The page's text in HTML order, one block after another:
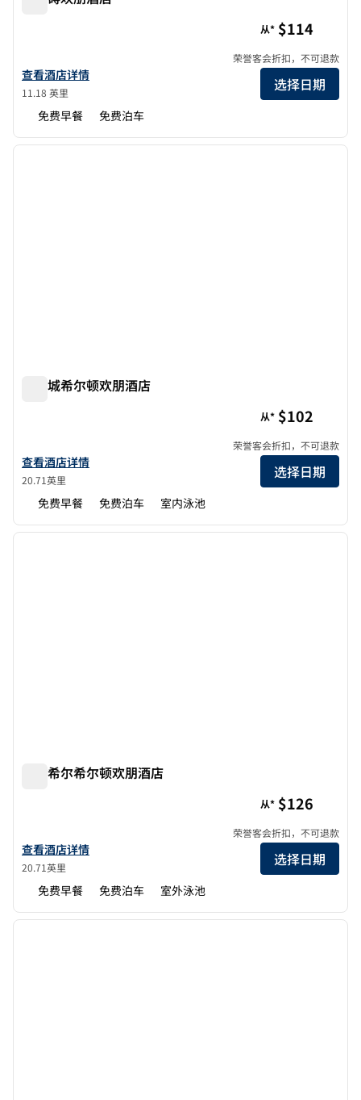
查看欢朋 & 套房山景酒店详情
查看酒店详情
11.18 英里
从* $114
荣誉客会折扣，不可退款
选择日期
免费早餐 免费泊车
1/12
1/12
下一
尤宁城希尔顿欢朋酒店
查看欢朋酒店 Union City 的酒店详情
查看酒店详情
20.71英里
从* $102
荣誉客会折扣，不可退款
选择日期
免费早餐 免费泊车 室内泳池
1/12
1/12
上一张图片 下一
摩根希尔希尔顿欢朋酒店
查看欢朋Morgan Hill酒店详情
查看酒店详情
20.71英里
从* $126
荣誉客会折扣，不可退款
选择日期
免费早餐 免费泊车 室外泳池
1/12
1/12
上一张图片 下一